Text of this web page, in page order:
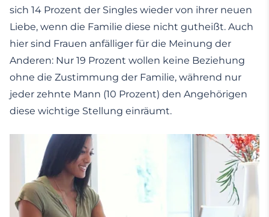
sich 14 Prozent der Singles wieder von ihrer neuen
Liebe, wenn die Familie diese nicht gutheißt. Auch
hier sind Frauen anfälliger für die Meinung der
Anderen: Nur 19 Prozent wollen keine Beziehung
ohne die Zustimmung der Familie, während nur
jeder zehnte Mann (10 Prozent) den Angehörigen
diese wichtige Stellung einräumt.